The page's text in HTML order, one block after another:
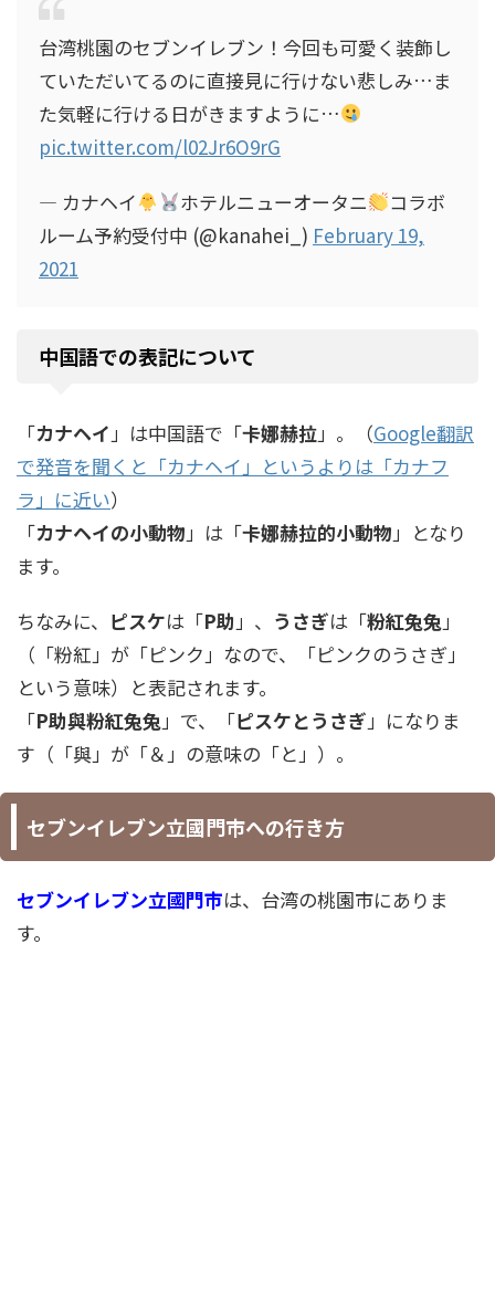
台湾桃園のセブンイレブン！今回も可愛く装飾し
ていただいてるのに直接見に行けない悲しみ…ま
た気軽に行ける日がきますように…
pic.twitter.com/l02Jr6O9rG
— カナヘイ
ホテルニューオータニ
コラボ
ルーム予約受付中 (@kanahei_) February 19,
2021
中国語での表記について
「カナヘイ 」は中国語で「卡娜赫拉」。（Google翻訳
で発音を聞くと「カナヘイ」というよりは「カナフ
ラ」に近い）
「カナヘイの小動物 」は「卡娜赫拉的小動物 」となり
ます。
ちなみに、 ピスケは「P助 」、 うさぎは「粉紅兔兔 」
（「粉紅」が「ピンク」なので、「ピンクのうさぎ」
という意味）と表記されます。
「P助與粉紅兔兔 」で、「ピスケとうさぎ 」になりま
す（「與」が「＆」の意味の「と」）。
セブンイレブン立國門市への行き方
セブンイレブン立國門市は、台湾の桃園市にありま
す。